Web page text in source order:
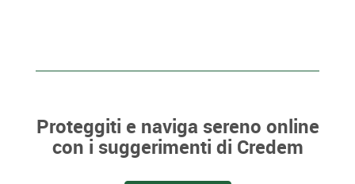
Proteggiti e naviga sereno online
con i suggerimenti di Credem